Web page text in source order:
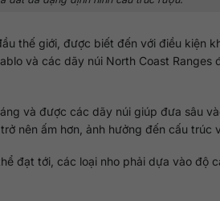
thế giới, được biết đến với điều kiện
và các dãy núi North Coast Ranges
và được các dãy núi giúp đưa sâu
nên ấm hơn, ảnh hưởng đến cấu trúc
đạt tới, các loại nho phải dựa vào độ